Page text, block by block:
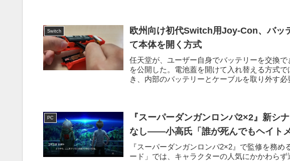
Switch
欧州向け初代Switch用Joy-Con、バッ
て本体を開く方式
任天堂が、ユーザー自身でバッテリーを交換
を公開した。電池蓋を開けて入れ替える方式
き、内部のバッテリーとケーブルを取り外す
PC
『スーパーダンガンロンパ2×2』新シ
なし――小高氏「誰が死んでもヘイトメ
『スーパーダンガンロンパ2×2』で監修を務
ード」では、キャラクターの人気にかかわら